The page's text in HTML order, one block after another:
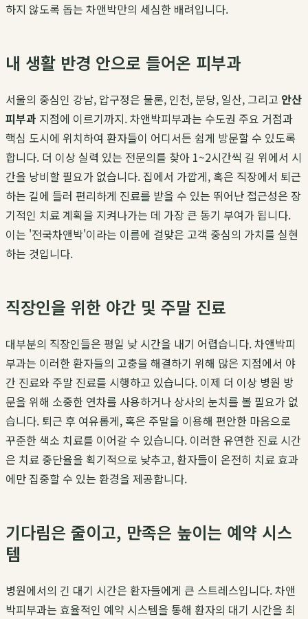
하지 않도록 돕는 차앤박만의 세심한 배려입니다.
내 생활 반경 안으로 들어온 피부과
서울의 중심인 강남, 압구정은 물론, 인천, 분당, 일산, 그리고 안산
피부과 지점에 이르기까지. 차앤박피부과는 수도권 주요 거점과
핵심 도시에 위치하여 환자들이 어디서든 쉽게 방문할 수 있도록
합니다. 더 이상 실력 있는 전문의를 찾아 1~2시간씩 길 위에서 시
간을 낭비할 필요가 없습니다. 집에서 가깝게, 혹은 직장에서 퇴근
하는 길에 들러 편리하게 진료를 받을 수 있는 뛰어난 접근성은 장
기적인 치료 계획을 지켜나가는 데 가장 큰 동기 부여가 됩니다.
이는 '전국차앤박'이라는 이름에 걸맞은 고객 중심의 가치를 실현
하는 것입니다.
직장인을 위한 야간 및 주말 진료
대부분의 직장인들은 평일 낮 시간을 내기 어렵습니다. 차앤박피
부과는 이러한 환자들의 고충을 해결하기 위해 많은 지점에서 야
간 진료와 주말 진료를 시행하고 있습니다. 이제 더 이상 병원 방
문을 위해 소중한 연차를 사용하거나 상사의 눈치를 볼 필요가 없
습니다. 퇴근 후 여유롭게, 혹은 주말을 이용해 편안한 마음으로
꾸준한 색소 치료를 이어갈 수 있습니다. 이러한 유연한 진료 시간
은 치료 중단율을 획기적으로 낮추고, 환자들이 온전히 치료 효과
에만 집중할 수 있는 환경을 제공합니다.
기다림은 줄이고, 만족은 높이는 예약 시스
템
병원에서의 긴 대기 시간은 환자들에게 큰 스트레스입니다. 차앤
박피부과는 효율적인 예약 시스템을 통해 환자의 대기 시간을 최